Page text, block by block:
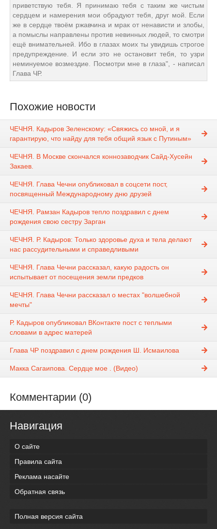
приветствую тебя. Я принимаю тебя с таким же чистым
сердцем и намерения мои обрадуют тебя, друг мой. Если
же в сердце твоём ржавчина и мрак от ненависти и злобы,
а помыслы направлены против невинных людей, то смотри
ещё внимательней. Ибо в глазах моих ты увидишь строгое
предупреждение. И если это не остановит тебя, то узри
неминуемое возмездие. Посмотри мне в глаза", - написал
Глава ЧР.
Похожие новости
ЧЕЧНЯ. Кадыров Зеленскому: «Свяжись со мной, и я
гарантирую, что найду для тебя общий язык с Путиным»
ЧЕЧНЯ. В Москве скончался коннозаводчик Сайд-Хусейн
Закаев.
ЧЕЧНЯ. Глава Чечни опубликовал в соцсети пост,
посвященный Международному дню друзей
ЧЕЧНЯ. Рамзан Кадыров тепло поздравил с днем
рождения свою сестру Зарган
ЧЕЧНЯ. Р. Кадыров: Только здоровье духа и тела делают
нас рассудительными и справедливыми
ЧЕЧНЯ. Глава Чечни рассказал, какую радость он
испытывает от посещения земли предков
ЧЕЧНЯ. Глава Чечни рассказал о местах "волшебной
мечты"
Р. Кадыров опубликовал ВКонтакте пост с теплыми
словами в адрес матерей
Глава ЧР поздравил с днем рождения Ш. Исмаилова
Макка Сагаипова. Сердце мое . (Видео)
Комментарии (0)
Навигация
О сайте
Правила сайта
Реклама насайте
Обратная связь
Полная версия сайта